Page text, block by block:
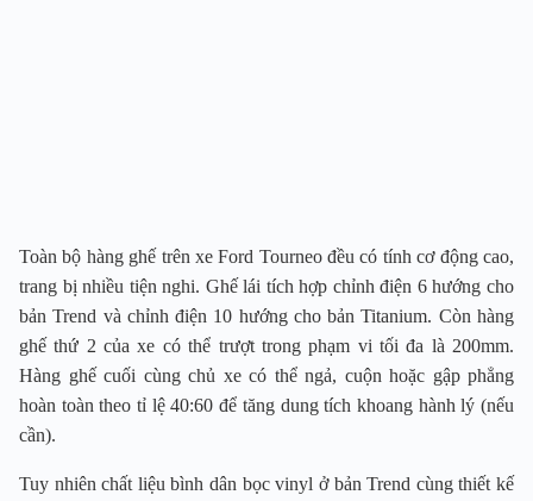
Toàn bộ hàng ghế trên xe Ford Tourneo đều có tính cơ động cao,
trang bị nhiều tiện nghi. Ghế lái tích hợp chỉnh điện 6 hướng cho
bản Trend và chỉnh điện 10 hướng cho bản Titanium. Còn hàng
ghế thứ 2 của xe có thể trượt trong phạm vi tối đa là 200mm.
Hàng ghế cuối cùng chủ xe có thể ngả, cuộn hoặc gập phẳng
hoàn toàn theo tỉ lệ 40:60 để tăng dung tích khoang hành lý (nếu
cần).
Tuy nhiên chất liệu bình dân bọc vinyl ở bản Trend cùng thiết kế